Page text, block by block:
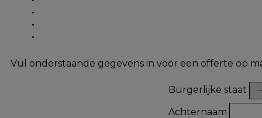
Vul onderstaande gegevens in voor een offerte op
Burgerlijke staat
Achternaam